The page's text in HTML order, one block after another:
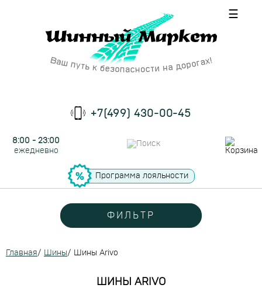
☰
+7(499) 430-00-45
8:00 - 23:00
ежедневно
Программа лояльности
ФИЛЬТР
Главная/ Шины/ Шины Arivo
ШИНЫ ARIVO